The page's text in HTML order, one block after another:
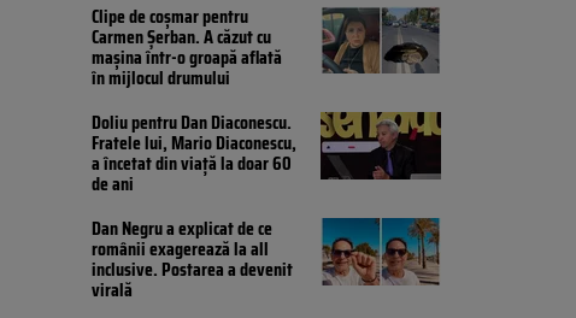
Clipe de coșmar pentru
Carmen Șerban. A căzut cu
mașina într-o groapă aflată
în mijlocul drumului
Doliu pentru Dan Diaconescu.
Fratele lui, Mario Diaconescu,
a încetat din viață la doar 60
de ani
Dan Negru a explicat de ce
românii exagerează la all
inclusive. Postarea a devenit
virală